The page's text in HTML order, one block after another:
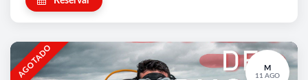
AGOTADO M
11 AGO